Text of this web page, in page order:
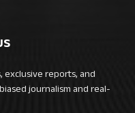
reports, and
journalism and real-